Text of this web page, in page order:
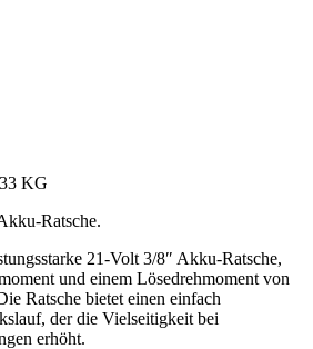
KG
Ratsche.
21-Volt 3/8″ Akku-Ratsche,
und einem Lösedrehmoment von
Ratsche bietet einen einfach
der die Vielseitigkeit bei
erhöht.